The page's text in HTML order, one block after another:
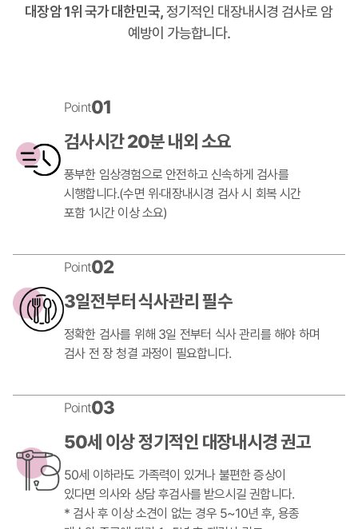
대장암 1위 국가 대한민국,정기적인 대장내시경 검사로 암
예방이 가능합니다.
Point01
검사시간 20분 내외 소요
풍부한 임상경험으로 안전하고 신속하게 검사를
시행합니다.(수면 위·대장내시경 검사 시 회복 시간
포함 1시간 이상 소요)
Point02
3일전부터 식사관리 필수
정확한 검사를 위해 3일 전부터 식사 관리를 해야 하며
검사 전 장 청결 과정이 필요합니다.
Point03
50세 이상 정기적인 대장내시경 권고
50세 이하라도 가족력이 있거나 불편한 증상이
있다면 의사와 상담 후검사를 받으시길 권합니다.
* 검사 후 이상 소견이 없는 경우 5~10년 후, 용종